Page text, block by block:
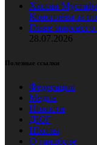
Хассан
Коноплёва за
Главе
28.07.2026
Полезные ссылки
Федерация
Медиа
Новости
ДЮГ
Школы
О гандболе